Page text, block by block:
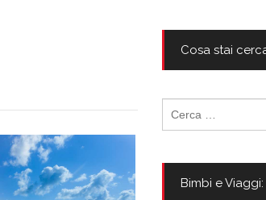
Cosa stai
per:
Bimbi e Viaggi: